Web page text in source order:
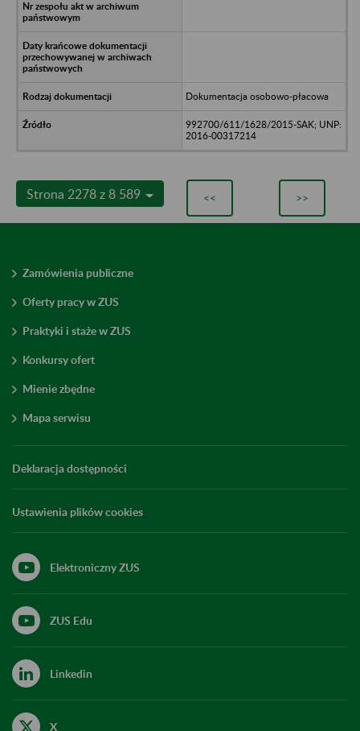
Dokumentacja osobowo-płacowa
992700/611/1628/2015-SAK; UNP:
2016-00317214
Strona 2278 z 8 589 << >>
Zamówienia publiczne
Oferty pracy w ZUS
Praktyki i staże w ZUS
Konkursy ofert
Mienie zbędne
Mapa serwisu
Deklaracja dostępności
Ustawienia plików cookies
Elektroniczny ZUS
ZUS Edu
Linkedin
X